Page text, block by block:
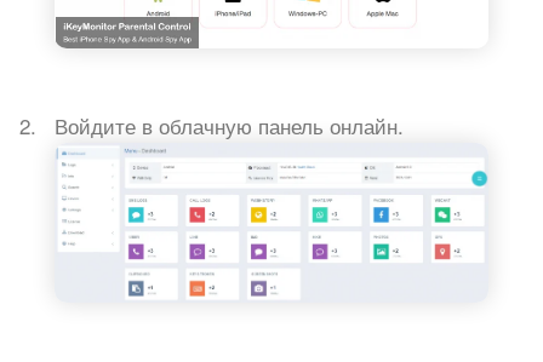
Войдите в облачную панель онлайн.